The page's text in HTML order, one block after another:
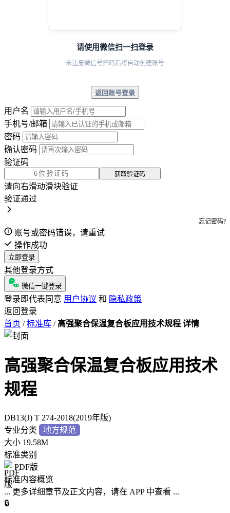
请使用微信扫一扫登录
未注册微信号扫码后将自动创建账号
返回账号登录
用户名
手机号/邮箱
密码
确认密码
验证码
获取验证码
请向右滑动滑块验证
验证通过
忘记密码?
账号或密码错误，请重试
操作成功
立即登录
其他登录方式
微信一键登录
登录即代表同意 用户协议 和 隐私政策
返回登录
首页 / 标准库 / 高强聚合保温复合板应用技术规程 详情
高强聚合保温复合板应用技术
规程
DB13(J) T 274-2018(2019年版)
专业分类
地方规范
大小 19.58M
标准类别
PDF版
标准内容概览
... 更多详细章节及正文内容，请在 APP 中查看 ...
🔒